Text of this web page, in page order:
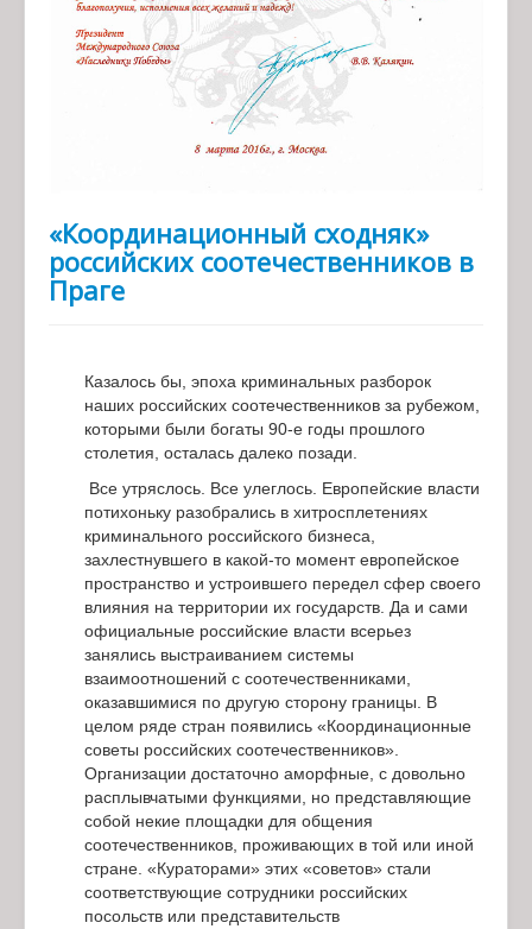
«Координационный сходняк»
российских соотечественников в
Праге
Казалось бы, эпоха криминальных разборок
наших российских соотечественников за рубежом,
которыми были богаты 90-е годы прошлого
столетия, осталась далеко позади.
Все утряслось. Все улеглось. Европейские власти
потихоньку разобрались в хитросплетениях
криминального российского бизнеса,
захлестнувшего в какой-то момент европейское
пространство и устроившего передел сфер своего
влияния на территории их государств. Да и сами
официальные российские власти всерьез
занялись выстраиванием системы
взаимоотношений с соотечественниками,
оказавшимися по другую сторону границы. В
целом ряде стран появились «Координационные
советы российских соотечественников».
Организации достаточно аморфные, с довольно
расплывчатыми функциями, но представляющие
собой некие площадки для общения
соотечественников, проживающих в той или иной
стране. «Кураторами» этих «советов» стали
соответствующие сотрудники российских
посольств или представительств